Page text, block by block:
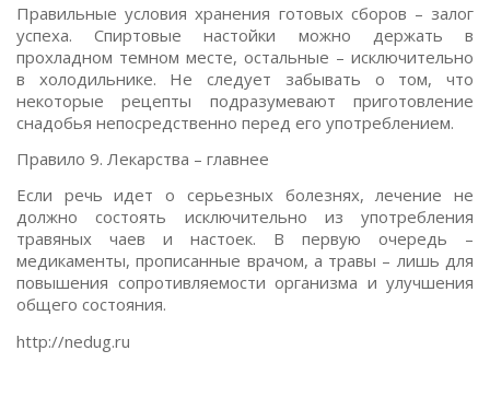
Правильные условия хранения готовых сборов – залог
успеха. Спиртовые настойки можно держать в
прохладном темном месте, остальные – исключительно
в холодильнике. Не следует забывать о том, что
некоторые рецепты подразумевают приготовление
снадобья непосредственно перед его употреблением.
Правило 9. Лекарства – главнее
Если речь идет о серьезных болезнях, лечение не
должно состоять исключительно из употребления
травяных чаев и настоек. В первую очередь –
медикаменты, прописанные врачом, а травы – лишь для
повышения сопротивляемости организма и улучшения
общего состояния.
http://nedug.ru